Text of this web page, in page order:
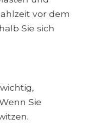
vor dem
Sie sich
Sie